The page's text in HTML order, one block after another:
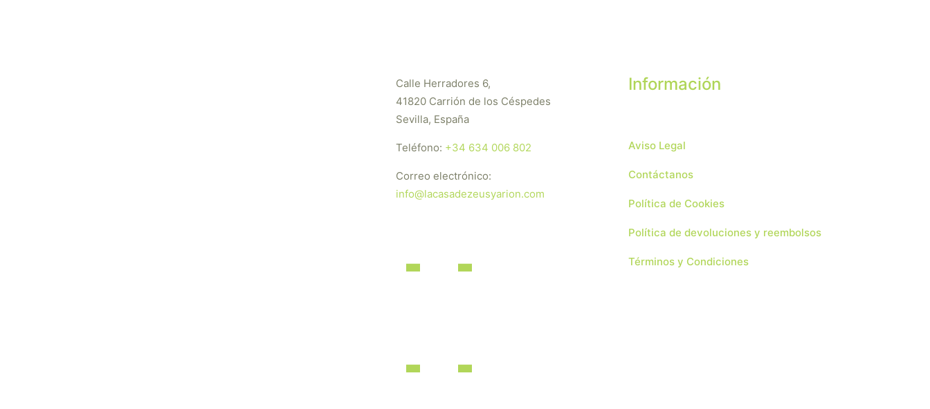
Calle Herradores 6,
41820 Carrión de los Céspedes
Sevilla, España
Teléfono: +34 634 006 802
Correo electrónico:
info@lacasadezeusyarion.com
Información
Aviso Legal
Contáctanos
Política de Cookies
Política de devoluciones y reembolsos
Términos y Condiciones